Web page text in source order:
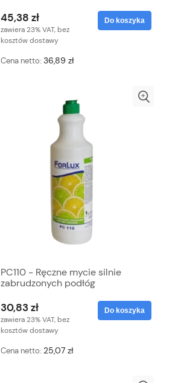
45,38 zł
zawiera 23% VAT, bez
kosztów dostawy
Cena netto: 36,89 zł
Do koszyka
PC110 - Ręczne mycie silnie
zabrudzonych podłóg
30,83 zł
zawiera 23% VAT, bez
kosztów dostawy
Cena netto: 25,07 zł
Do koszyka